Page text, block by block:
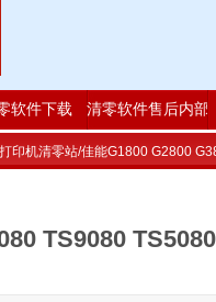
软件下载 清零软件售后内部
印机清零站/佳能G1800 G2800
TS9080